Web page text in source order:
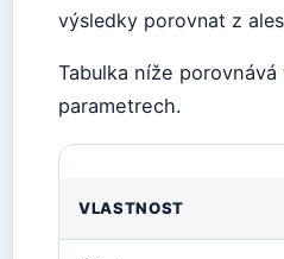
výsledky porovnat z
Tabulka níže
parametrech.
VLASTNOST